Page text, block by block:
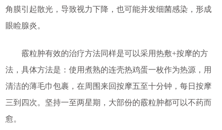
角膜引起散光，导致视力下降，也可能并发细菌感染，形成
眼睑腺炎。
霰粒肿有效的治疗方法同样是可以采用热敷+按摩的方
法，具体方法是：使用煮熟的连壳热鸡蛋一枚作为热源，用
清洁的薄毛巾包裹，在周围来回按摩五至十分钟，每日按摩
三到四次。坚持一至两星期，大部份的霰粒肿都可以不药而
愈。